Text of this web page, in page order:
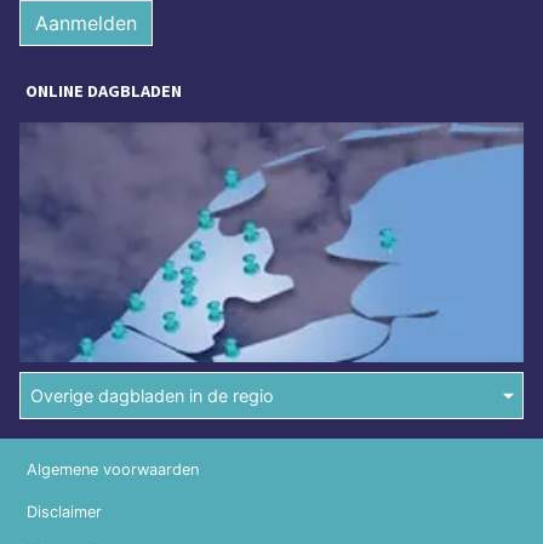
Aanmelden
ONLINE DAGBLADEN
Overige dagbladen in de regio
Algemene voorwaarden
Disclaimer